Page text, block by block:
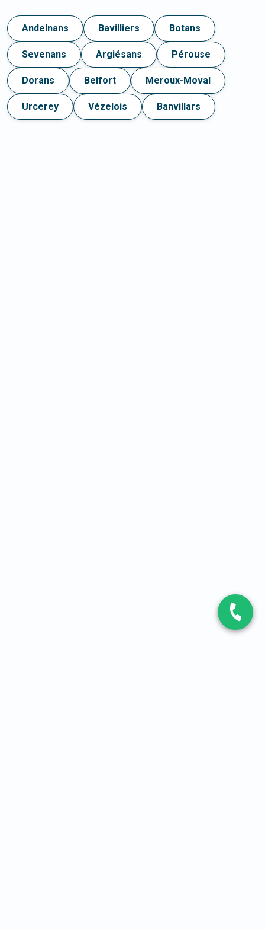
Andelnans Bavilliers Botans
Sevenans Argiésans Pérouse
Dorans Belfort Meroux-Moval
Urcerey Vézelois Banvillars